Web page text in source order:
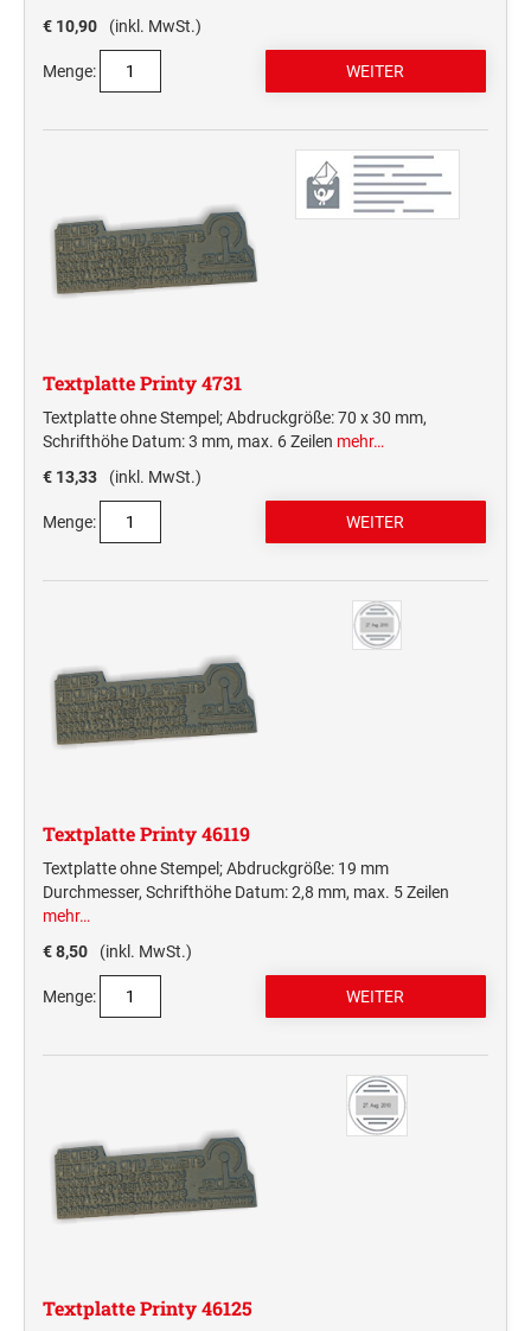
€ 10,90
(inkl. MwSt.)
Menge:
Textplatte Printy 4731
Textplatte ohne Stempel; Abdruckgröße: 70 x 30 mm,
Schrifthöhe Datum: 3 mm, max. 6 Zeilen mehr…
€ 13,33
(inkl. MwSt.)
Menge:
Textplatte Printy 46119
Textplatte ohne Stempel; Abdruckgröße: 19 mm
Durchmesser, Schrifthöhe Datum: 2,8 mm, max. 5 Zeilen
mehr…
€ 8,50
(inkl. MwSt.)
Menge:
Textplatte Printy 46125